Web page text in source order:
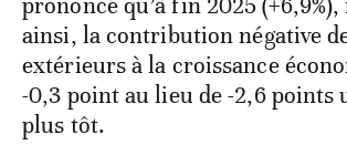
prononcé qu’à fin 2025
ainsi, la contribution négative
extérieurs à la croissance
-0,3 point au lieu de -2,6 points
plus tôt.